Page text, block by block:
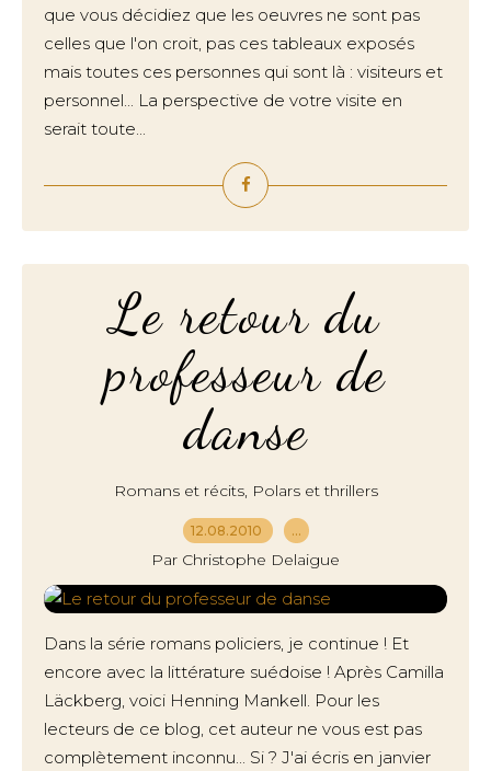
que vous décidiez que les oeuvres ne sont pas
celles que l'on croit, pas ces tableaux exposés
mais toutes ces personnes qui sont là : visiteurs et
personnel... La perspective de votre visite en
serait toute...
Le retour du
professeur de
danse
Romans et récits, Polars et thrillers
12.08.2010 …
Par Christophe Delaigue
Dans la série romans policiers, je continue ! Et
encore avec la littérature suédoise ! Après Camilla
Läckberg, voici Henning Mankell. Pour les
lecteurs de ce blog, cet auteur ne vous est pas
complètement inconnu... Si ? J'ai écris en janvier